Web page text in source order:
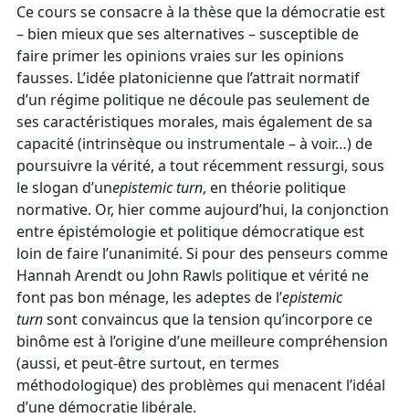
Ce cours se consacre à la thèse que la démocratie est
– bien mieux que ses alternatives – susceptible de
faire primer les opinions vraies sur les opinions
fausses. L’idée platonicienne que l’attrait normatif
d’un régime politique ne découle pas seulement de
ses caractéristiques morales, mais également de sa
capacité (intrinsèque ou instrumentale – à voir…) de
poursuivre la vérité, a tout récemment ressurgi, sous
le slogan d’unepistemic turn, en théorie politique
normative. Or, hier comme aujourd’hui, la conjonction
entre épistémologie et politique démocratique est
loin de faire l’unanimité. Si pour des penseurs comme
Hannah Arendt ou John Rawls politique et vérité ne
font pas bon ménage, les adeptes de l’epistemic
turnsont convaincus que la tension qu’incorpore ce
binôme est à l’origine d’une meilleure compréhension
(aussi, et peut-être surtout, en termes
méthodologique) des problèmes qui menacent l’idéal
d’une démocratie libérale.